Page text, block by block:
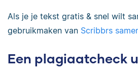
Als je je tekst gratis & snel wilt
gebruikmaken van Scribbrs
Een plagiaatcheck